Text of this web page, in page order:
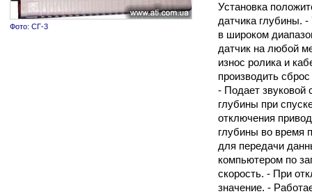
Фото: СГ-3
Установка
датчика глубины.
в широком
датчик на любой
износ ролика и
производить
- Подает звуковой
глубины при
отключения
глубины во время
для передачи
компьютером по
скорость. - При
значение. -